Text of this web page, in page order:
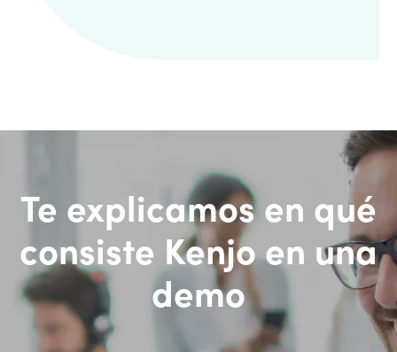
Te explicamos en qué
consiste Kenjo en una
demo